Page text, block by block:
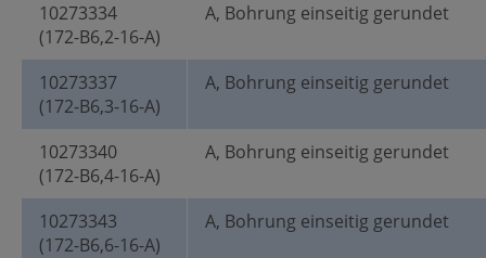
10273334
(172-B6,2-16-A)
A, Bohrung einseitig gerundet
10273337
(172-B6,3-16-A)
A, Bohrung einseitig gerundet
10273340
(172-B6,4-16-A)
A, Bohrung einseitig gerundet
10273343
(172-B6,6-16-A)
A, Bohrung einseitig gerundet